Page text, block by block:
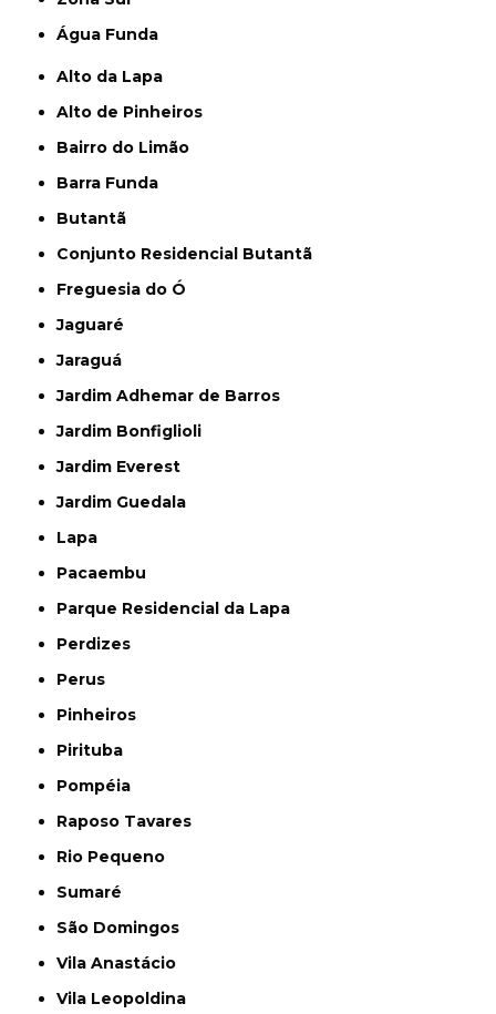
Água Funda
Alto da Lapa
Alto de Pinheiros
Bairro do Limão
Barra Funda
Butantã
Conjunto Residencial Butantã
Freguesia do Ó
Jaguaré
Jaraguá
Jardim Adhemar de Barros
Jardim Bonfiglioli
Jardim Everest
Jardim Guedala
Lapa
Pacaembu
Parque Residencial da Lapa
Perdizes
Perus
Pinheiros
Pirituba
Pompéia
Raposo Tavares
Rio Pequeno
Sumaré
São Domingos
Vila Anastácio
Vila Leopoldina